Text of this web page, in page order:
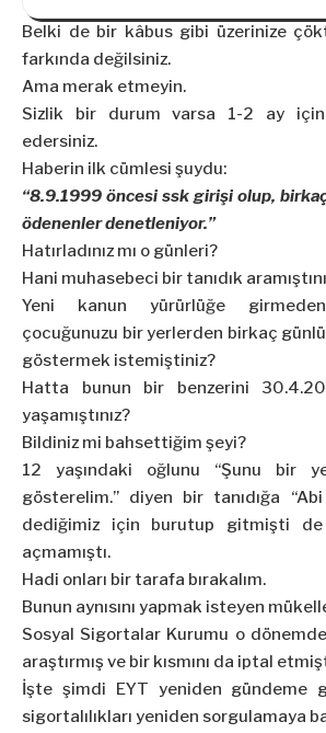
Belki de bir kâbus gibi üzerinize
farkında değilsiniz.
Ama merak etmeyin.
Sizlik bir durum varsa 1-2 ay
edersiniz.
Haberin ilk cümlesi şuydu:
“8.9.1999 öncesi ssk girişi olup,
ödenenler denetleniyor.”
Hatırladınız mı o günleri?
Hani muhasebeci bir tanıdık
Yeni kanun yürürlüğe
çocuğunuzu bir yerlerden birkaç
göstermek istemiştiniz?
Hatta bunun bir benzerini
yaşamıştınız?
Bildiniz mi bahsettiğim şeyi?
12 yaşındaki oğlunu “Şunu bir
gösterelim.” diyen bir tanıdığa
dediğimiz için burutup gitmişti de
açmamıştı.
Hadi onları bir tarafa bırakalım.
Bunun aynısını yapmak isteyen
Sosyal Sigortalar Kurumu o dönemde
araştırmış ve bir kısmını da iptal
İşte şimdi EYT yeniden gündeme
sigortalılıkları yeniden sorgulamaya